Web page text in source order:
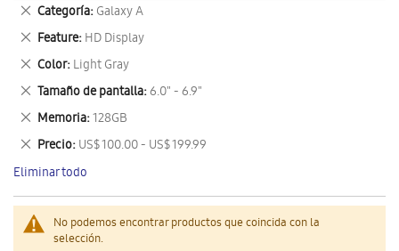
No podemos encontrar productos que coincida con la
selección.
Categoría Galaxy A
Eliminar
este
artículo
Feature HD Display
Eliminar
este
artículo
Color Light Gray
Eliminar
este
artículo
Tamaño de pantalla 6.0" - 6.9"
Eliminar
este
artículo
Memoria 128GB
Eliminar
este
artículo
Precio US$ 100.00 - US$ 199.99
Eliminar
este
artículo
Eliminar todo